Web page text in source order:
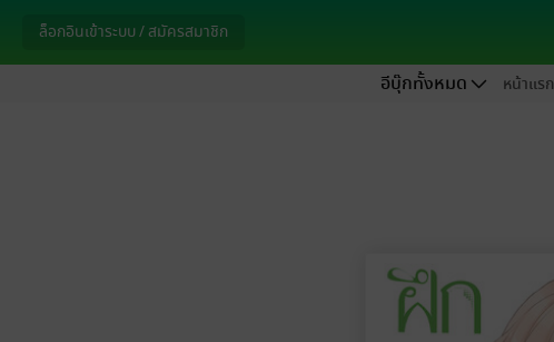
ล็อกอินเข้าระบบ / สมัครสมาชิก
อีบุ๊กทั้งหมด หน้าแรก